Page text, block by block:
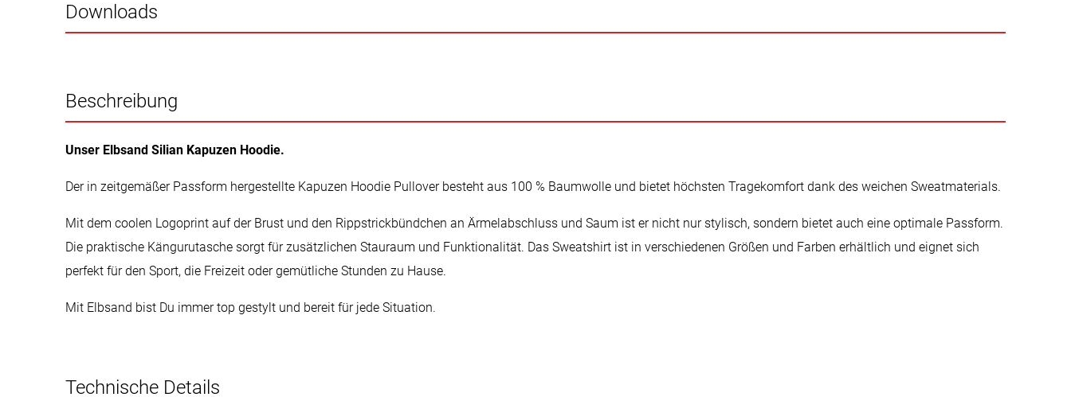
Downloads
Beschreibung
Unser Elbsand Silian Kapuzen Hoodie.
Der in zeitgemäßer Passform hergestellte Kapuzen Hoodie Pullover besteht aus 100 % Baumwolle und bietet höchsten Tragekomfort dank des weichen Sweatmaterials.
Mit dem coolen Logoprint auf der Brust und den Rippstrickbündchen an Ärmelabschluss und Saum ist er nicht nur stylisch, sondern bietet auch eine optimale Passform.
Die praktische Kängurutasche sorgt für zusätzlichen Stauraum und Funktionalität. Das Sweatshirt ist in verschiedenen Größen und Farben erhältlich und eignet sich
perfekt für den Sport, die Freizeit oder gemütliche Stunden zu Hause.
Mit Elbsand bist Du immer top gestylt und bereit für jede Situation.
Technische Details